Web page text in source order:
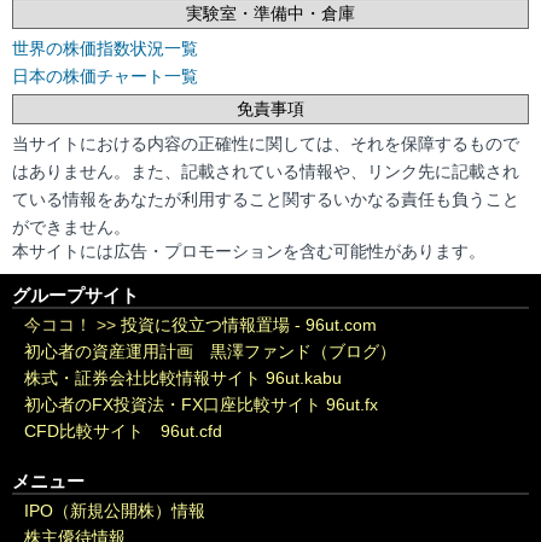
実験室・準備中・倉庫
世界の株価指数状況一覧
日本の株価チャート一覧
免責事項
当サイトにおける内容の正確性に関しては、それを保障するもので
はありません。また、記載されている情報や、リンク先に記載され
ている情報をあなたが利用すること関するいかなる責任も負うこと
ができません。
本サイトには広告・プロモーションを含む可能性があります。
グループサイト
今ココ！ >> 投資に役立つ情報置場 - 96ut.com
初心者の資産運用計画 黒澤ファンド（ブログ）
株式・証券会社比較情報サイト 96ut.kabu
初心者のFX投資法・FX口座比較サイト 96ut.fx
CFD比較サイト 96ut.cfd
メニュー
IPO（新規公開株）情報
株主優待情報